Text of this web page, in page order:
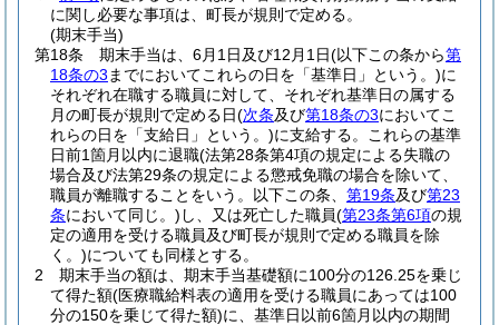
に関し必要な事項は、町長が規則で定める。
(期末手当)
第18条
期末手当は、6月1日及び12月1日(以下この条から第
18条の3 までにおいてこれらの日を「基準日」という。)に
それぞれ在職する職員に対して、それぞれ基準日の属する
月の町長が規則で定める日(次条及び第18条の3においてこ
れらの日を「支給日」という。)に支給する。
これらの基準
日前1箇月以内に退職(法第28条第4項の規定による失職の
場合及び法第29条の規定による懲戒免職の場合を除いて、
職員が離職することをいう。以下この条、 第19条及び第23
条において同じ。) し、又は死亡した職員(第23条第6項の規
定の適用を受ける職員及び町長が規則で定める職員を除
く。)についても同様とする。
2
期末手当の額は、期末手当基礎額に100分の126.25を乗じ
て得た額(医療職給料表の適用を受ける職員にあっては100
分の150を乗じて得た額)に、基準日以前6箇月以内の期間